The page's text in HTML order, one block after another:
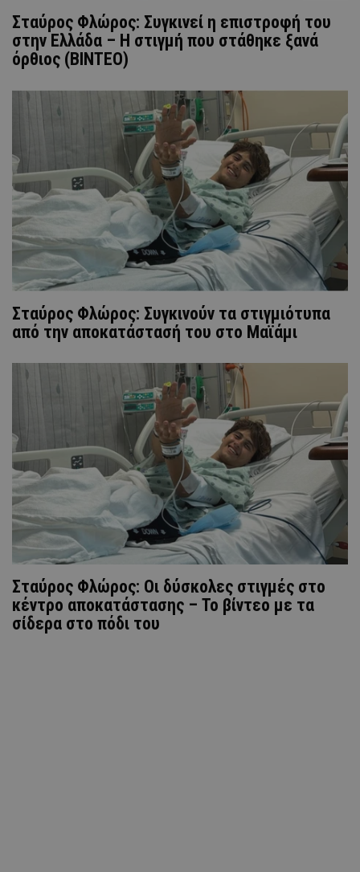
Σταύρος Φλώρος: Συγκινεί η επιστροφή του
στην Ελλάδα – Η στιγμή που στάθηκε ξανά
όρθιος (BINTEO)
Σταύρος Φλώρος: Συγκινούν τα στιγμιότυπα
από την αποκατάστασή του στο Μαϊάμι
Σταύρος Φλώρος: Οι δύσκολες στιγμές στο
κέντρο αποκατάστασης – Το βίντεο με τα
σίδερα στο πόδι του